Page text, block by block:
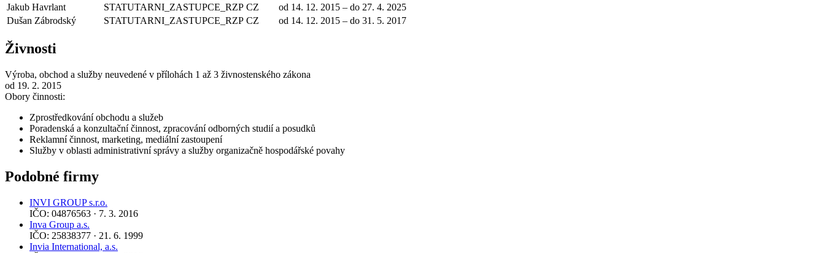
Jakub Havrlant
STATUTARNI_ZASTUPCE_RZP CZ
od 14. 12. 2015 – do 27. 4. 2025
Dušan Zábrodský
STATUTARNI_ZASTUPCE_RZP CZ od 14. 12. 2015 – do 31. 5. 2017
Živnosti
Výroba, obchod a služby neuvedené v přílohách 1 až 3 živnostenského zákona
od 19. 2. 2015
Obory činnosti:
Zprostředkování obchodu a služeb
Poradenská a konzultační činnost, zpracování odborných studií a posudků
Reklamní činnost, marketing, mediální zastoupení
Služby v oblasti administrativní správy a služby organizačně hospodářské povahy
Podobné firmy
INVI GROUP s.r.o.
IČO: 04876563 · 7. 3. 2016
Inva Group a.s.
IČO: 25838377 · 21. 6. 1999
Invia International, a.s.